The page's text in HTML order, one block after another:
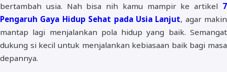
bertambah usia. Nah bisa nih kamu mampir ke artikel 7
Pengaruh Gaya Hidup Sehat pada Usia Lanjut, agar makin
mantap lagi menjalankan pola hidup yang baik. Semangat
dukung si kecil untuk menjalankan kebiasaan baik bagi masa
depannya.